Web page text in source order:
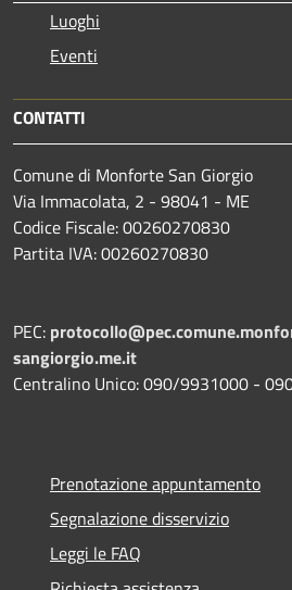
Luoghi
Eventi
CONTATTI
Comune di Monforte San Giorgio
Via Immacolata, 2 - 98041 - ME
Codice Fiscale: 00260270830
Partita IVA: 00260270830
PEC:
sangiorgio.me.it
Centralino Unico: 090/9931000 -
Prenotazione appuntamento
Segnalazione disservizio
Leggi le FAQ